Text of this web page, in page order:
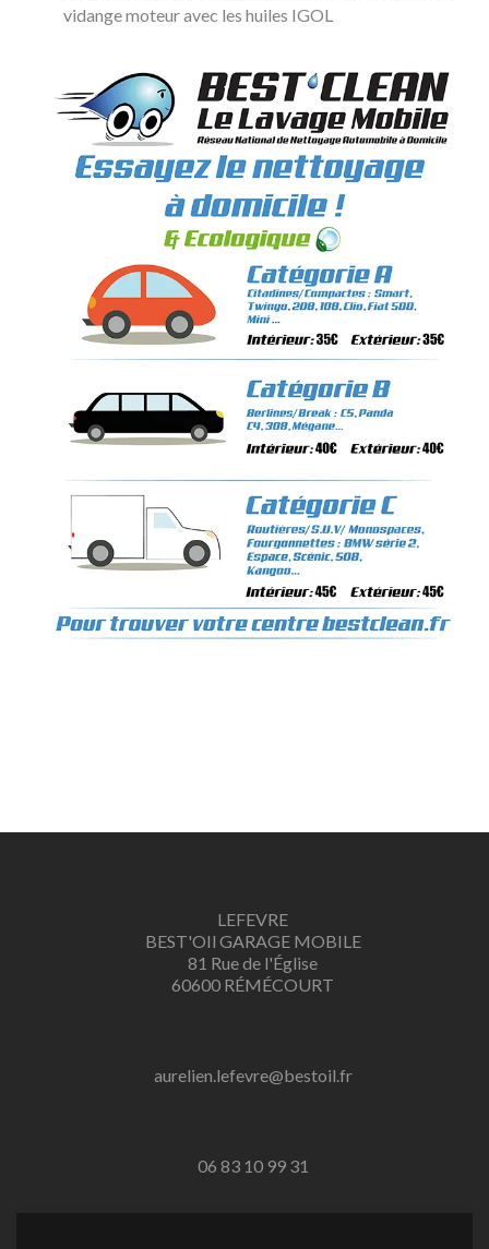
vidange moteur avec les huiles IGOL
LEFEVRE
BEST'OIl GARAGE MOBILE
81 Rue de l'Église
60600 RÉMÉCOURT
aurelien.lefevre@bestoil.fr
06 83 10 99 31